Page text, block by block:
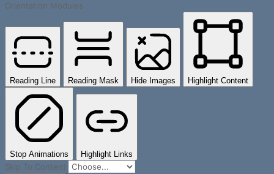
Orientation Modules
Reading Line Reading Mask Hide Images Highlight Content
Stop Animations Highlight Links
Skip To Content